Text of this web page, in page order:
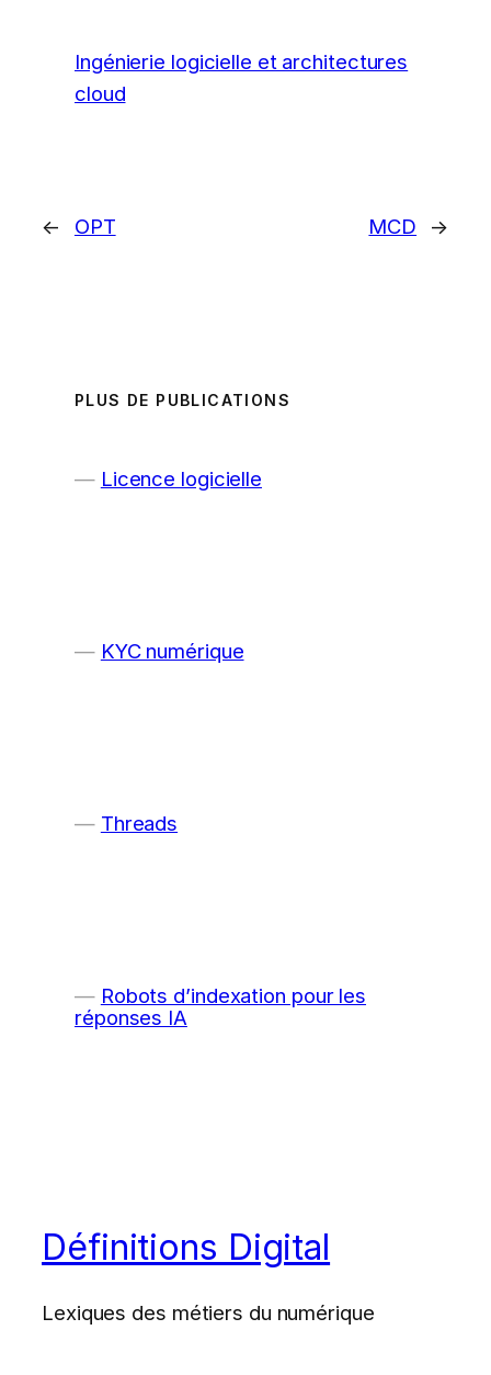
Ingénierie logicielle et architectures
cloud
← OPT MCD →
PLUS DE PUBLICATIONS
Licence logicielle
KYC numérique
Threads
Robots d’indexation pour les
réponses IA
Définitions Digital
Lexiques des métiers du numérique